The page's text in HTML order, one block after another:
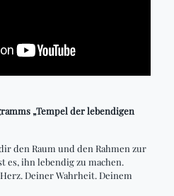
„Tempel der lebendigen
den Raum und den Rahmen zur
es, ihn lebendig zu machen.
Deiner Wahrheit. Deinem